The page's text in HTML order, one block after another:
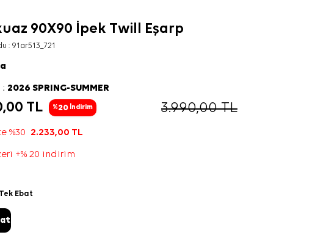
90X90 İpek Twill Eşarp
: 91ar513_721
:2026 SPRING-SUMMER
TL %20 İndirim 3.990,00TL
%30 2.233,00 TL
+% 20 indirim
Tek Ebat